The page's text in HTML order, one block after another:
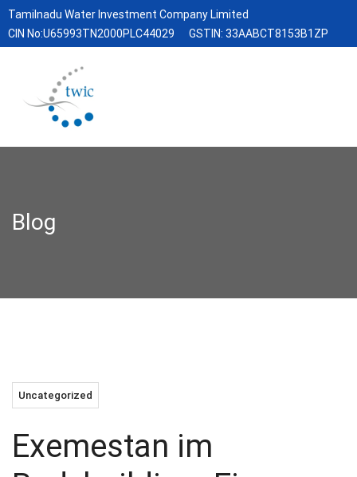
Tamilnadu Water Investment Company Limited
CIN No:U65993TN2000PLC44029
GSTIN: 33AABCT8153B1ZP
Blog
Uncategorized
Exemestan im